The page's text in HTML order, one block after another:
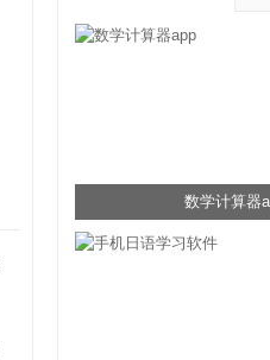
数学计算器